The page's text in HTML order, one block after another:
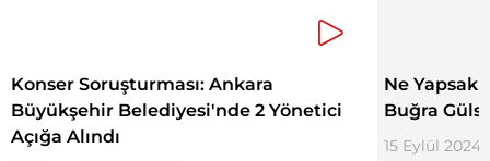
Konser Soruşturması: Ankara
Büyükşehir Belediyesi'nde 2 Yönetici
Açığa Alındı
Ne Yapsak
Buğra
15 Eylül 2024